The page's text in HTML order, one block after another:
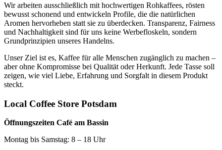
Wir arbeiten ausschließlich mit hochwertigen Rohkaffees, rösten
bewusst schonend und entwickeln Profile, die die natürlichen
Aromen hervorheben statt sie zu überdecken. Transparenz, Fairness
und Nachhaltigkeit sind für uns keine Werbefloskeln, sondern
Grundprinzipien unseres Handelns.
Unser Ziel ist es, Kaffee für alle Menschen zugänglich zu machen –
aber ohne Kompromisse bei Qualität oder Herkunft. Jede Tasse soll
zeigen, wie viel Liebe, Erfahrung und Sorgfalt in diesem Produkt
steckt.
Local Coffee Store Potsdam
Öffnungszeiten Café am Bassin
Montag bis Samstag: 8 – 18 Uhr